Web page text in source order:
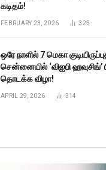
கடிதம்!
FEBRUARY 23, 2026 323
ஒரே நாளில் 7 மெகா
சென்னையில் ‘விஐபி
தொடக்க விழா!
APRIL 29, 2026 314